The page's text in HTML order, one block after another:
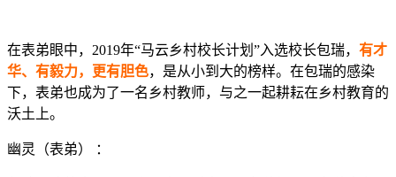
在表弟眼中，2019年“马云乡村校长计划”入选校长包瑞， 有才
华、有毅力，更有胆色，是从小到大的榜样。在包瑞的感染
下，表弟也成为了一名乡村教师，与之一起耕耘在乡村教育的
沃土上。
幽灵（表弟） ：